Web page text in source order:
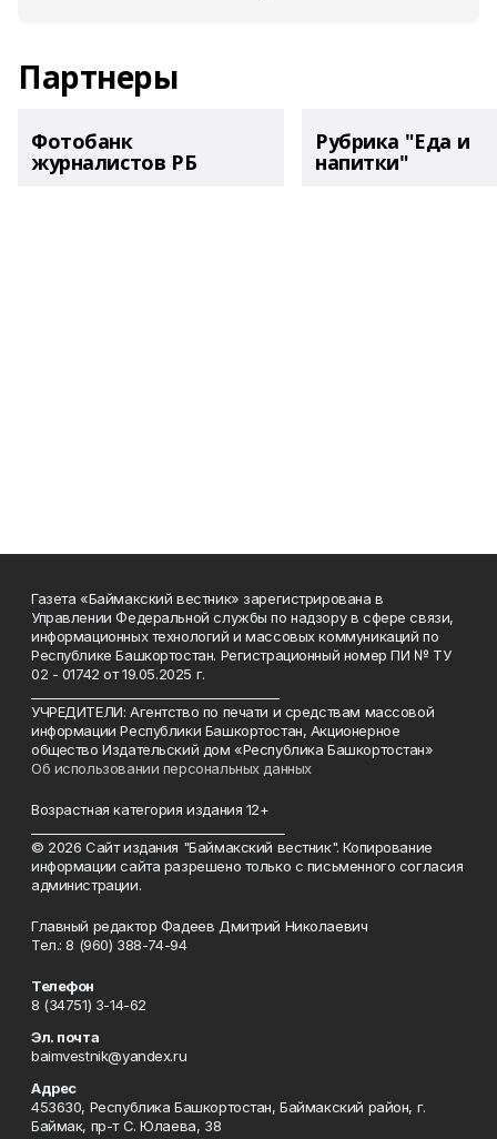
Партнеры
Фотобанк
журналистов РБ
Рубрика "Еда и
напитки"
Газета «Баймакский вестник» зарегистрирована в
Управлении Федеральной службы по надзору в сфере связи,
информационных технологий и массовых коммуникаций по
Республике Башкортостан. Регистрационный номер ПИ № ТУ
02 - 01742 от 19.05.2025 г.
УЧРЕДИТЕЛИ: Агентство по печати и средствам массовой
информации Республики Башкортостан, Акционерное
общество Издательский дом «Республика Башкортостан»
Об использовании персональных данных
Возрастная категория издания 12+
© 2026 Сайт издания "Баймакский вестник". Копирование
информации сайта разрешено только с письменного согласия
администрации.
Главный редактор Фадеев Дмитрий Николаевич
Тел.: 8 (960) 388-74-94
Телефон
8 (34751) 3-14-62
Эл. почта
baimvestnik@yandex.ru
Адрес
453630, Республика Башкортостан, Баймакский район, г.
Баймак, пр-т С. Юлаева, 38